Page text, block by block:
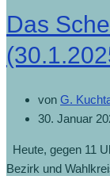
Das
von G.
30. Januar
Heute, gegen 11
Bezirk und